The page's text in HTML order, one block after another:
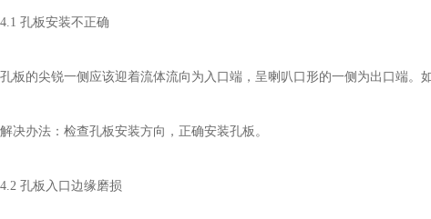
孔板安装不正确
的尖锐一侧应该迎着流体流向为入口端，呈喇叭口形的一侧为出口端。如
办法：检查孔板安装方向，正确安装孔板。
孔板入口边缘磨损